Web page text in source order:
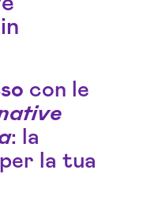
con le
: la
la tua